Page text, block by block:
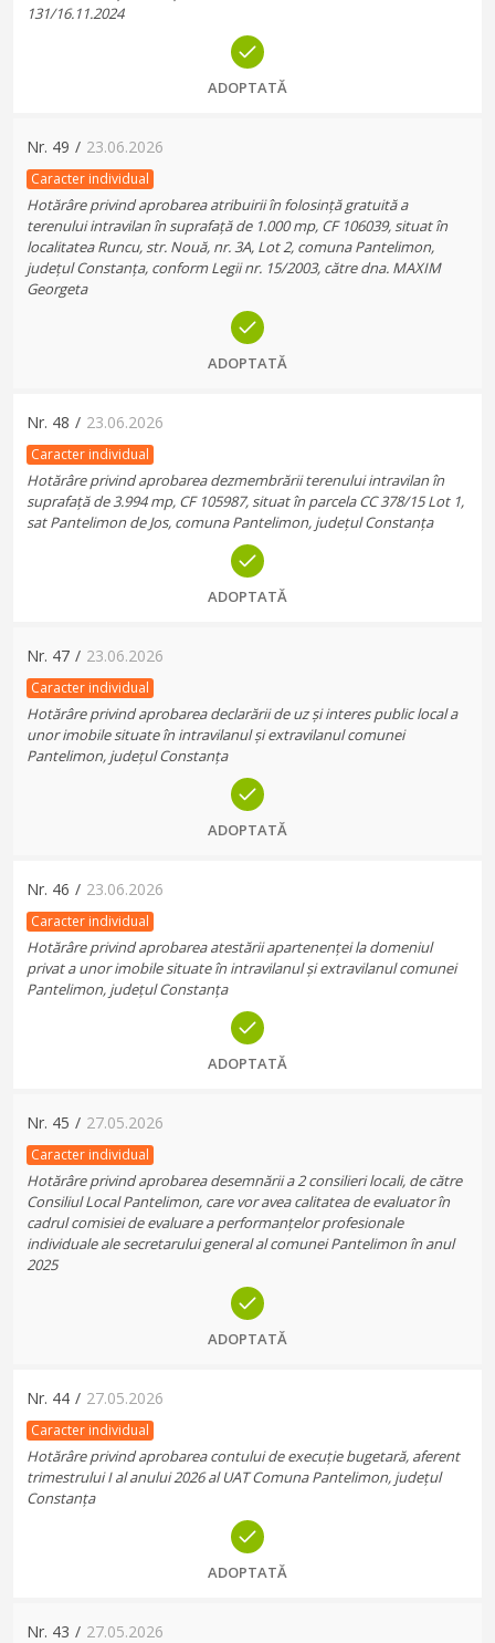
131/16.11.2024
ADOPTATĂ
Nr. 49 / 23.06.2026
Caracter individual
Hotărâre privind aprobarea atribuirii în folosință gratuită a
terenului intravilan în suprafață de 1.000 mp, CF 106039, situat în
localitatea Runcu, str. Nouă, nr. 3A, Lot 2, comuna Pantelimon,
județul Constanța, conform Legii nr. 15/2003, către dna. MAXIM
Georgeta
ADOPTATĂ
Nr. 48 / 23.06.2026
Caracter individual
Hotărâre privind aprobarea dezmembrării terenului intravilan în
suprafață de 3.994 mp, CF 105987, situat în parcela CC 378/15 Lot 1,
sat Pantelimon de Jos, comuna Pantelimon, județul Constanța
ADOPTATĂ
Nr. 47 / 23.06.2026
Caracter individual
Hotărâre privind aprobarea declarării de uz și interes public local a
unor imobile situate în intravilanul și extravilanul comunei
Pantelimon, județul Constanța
ADOPTATĂ
Nr. 46 / 23.06.2026
Caracter individual
Hotărâre privind aprobarea atestării apartenenței la domeniul
privat a unor imobile situate în intravilanul și extravilanul comunei
Pantelimon, județul Constanța
ADOPTATĂ
Nr. 45 / 27.05.2026
Caracter individual
Hotărâre privind aprobarea desemnării a 2 consilieri locali, de către
Consiliul Local Pantelimon, care vor avea calitatea de evaluator în
cadrul comisiei de evaluare a performanțelor profesionale
individuale ale secretarului general al comunei Pantelimon în anul
2025
ADOPTATĂ
Nr. 44 / 27.05.2026
Caracter individual
Hotărâre privind aprobarea contului de execuție bugetară, aferent
trimestrului I al anului 2026 al UAT Comuna Pantelimon, județul
Constanța
ADOPTATĂ
Nr. 43 / 27.05.2026